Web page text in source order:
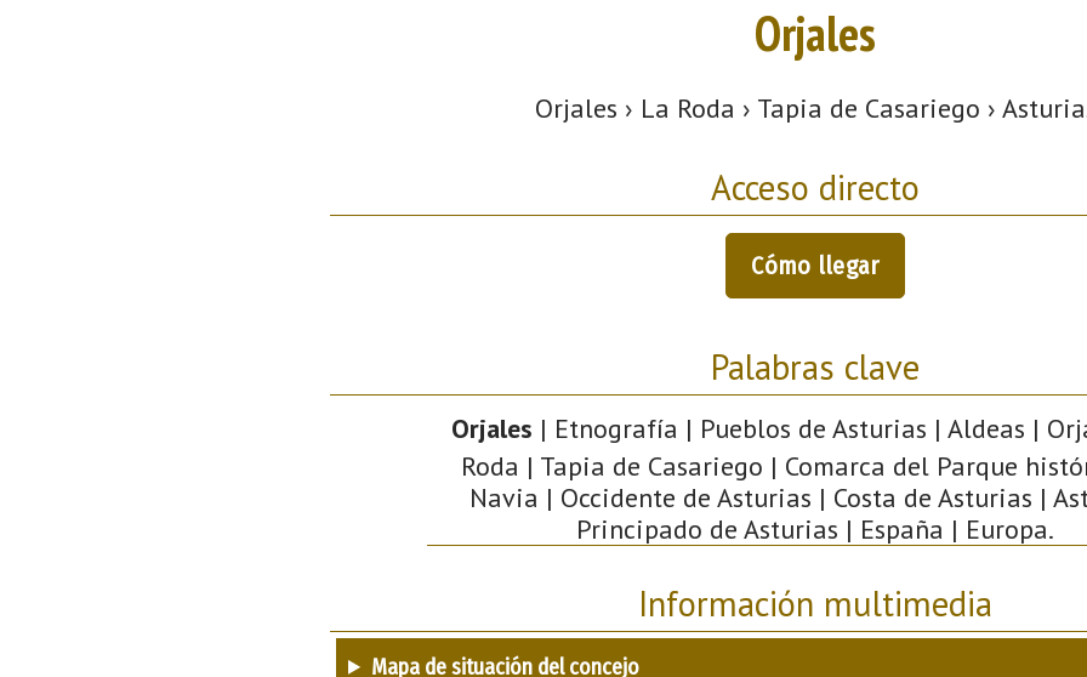
Orjales
Orjales › La Roda › Tapia de Casariego ›
Acceso directo
Cómo llegar
Palabras clave
Orjales | Etnografía | Pueblos de Asturias | Aldeas |
Roda | Tapia de Casariego | Comarca del Parque
Navia | Occidente de Asturias | Costa de Asturias |
Principado de Asturias | España | Europa.
Información multimedia
Mapa de situación del concejo